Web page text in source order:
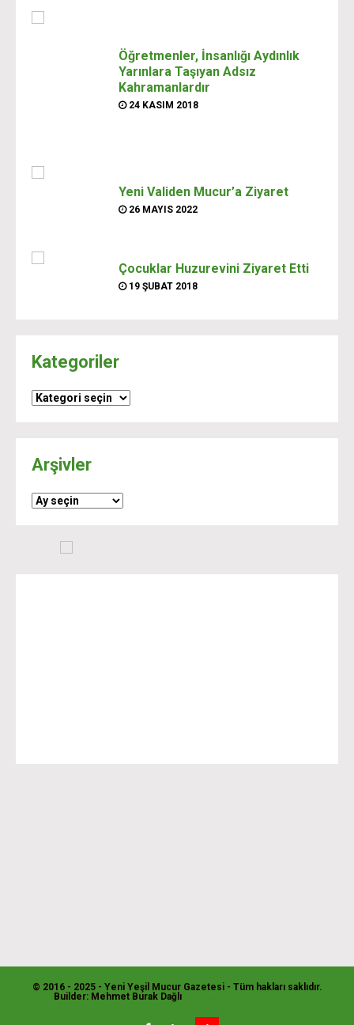
Öğretmenler, İnsanlığı Aydınlık
Yarınlara Taşıyan Adsız
Kahramanlardır
24 KASIM 2018
Yeni Validen Mucur’a Ziyaret
26 MAYIS 2022
Çocuklar Huzurevini Ziyaret Etti
19 ŞUBAT 2018
Kategoriler
Kategoriler
Arşivler
Arşivler
© 2016 - 2025 - Yeni Yeşil Mucur Gazetesi - Tüm hakları saklıdır.
Builder: Mehmet Burak Dağlıweb sitesi, web tasarım, yazılım